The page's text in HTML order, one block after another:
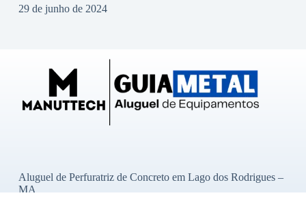
29 de junho de 2024
Aluguel de Perfuratriz de Concreto em Lago dos Rodrigues –
MA